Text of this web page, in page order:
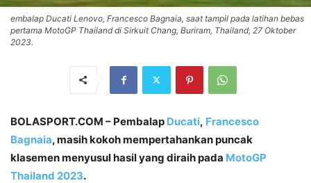
embalap Ducati Lenovo, Francesco Bagnaia, saat tampil pada latihan bebas
pertama MotoGP Thailand di Sirkuit Chang, Buriram, Thailand, 27 Oktober
2023.
BOLASPORT.COM – Pembalap Ducati, Francesco
Bagnaia, masih kokoh mempertahankan puncak
klasemen menyusul hasil yang diraih pada MotoGP
Thailand 2023.